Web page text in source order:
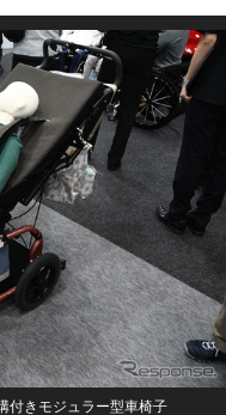
付きモジュラー型車椅子